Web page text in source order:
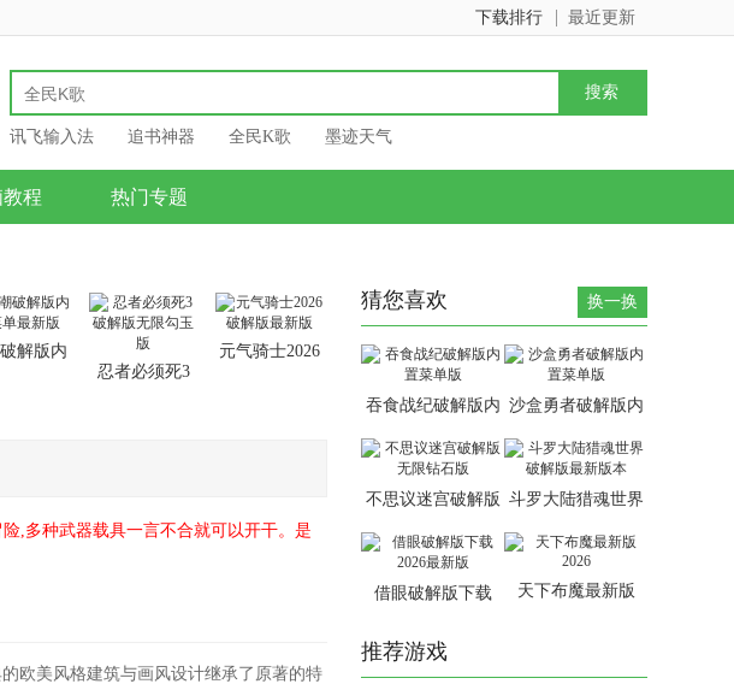
最近更新
下载排行
讯飞输入法 追书神器 全民K歌 墨迹天气
程 热门专题
解版内
忍者必须死3
元气骑士2026
,多种武器载具一言不合就可以开干。是
欧美风格建筑与画风设计继承了原著的特
猜您喜欢 换一换
吞食战纪破解版内 沙盒勇者破解版内
不思议迷宫破解版 斗罗大陆猎魂世界
破解版最新版本
借眼破解版下载
天下布魔最新版
推荐游戏